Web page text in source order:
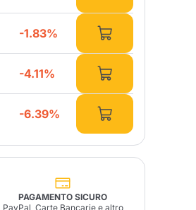
Sandemetrio
Raptus
Parfum
Patè, Olio, Pasta &
Specialità
-1.83%
-4.11%
-6.39%
PAGAMENTO SICURO
PayPal, Carte Bancarie e altro